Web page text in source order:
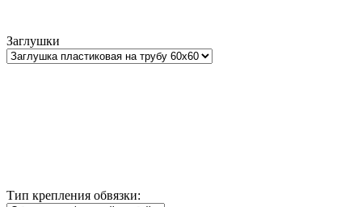
Заглушки
Тип крепления обвязки: